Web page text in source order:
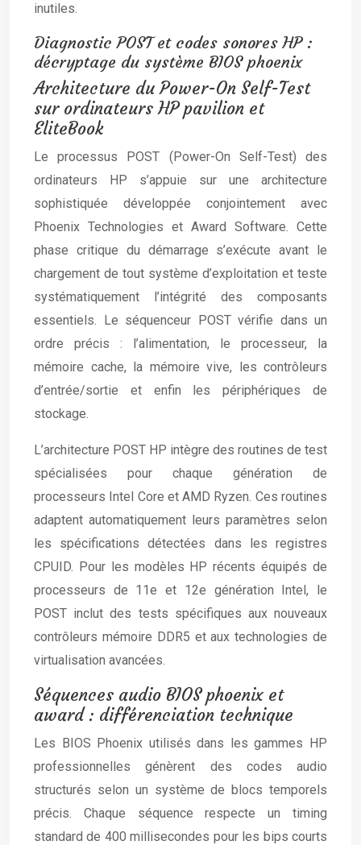
inutiles.
Diagnostic POST et codes sonores HP :
décryptage du système BIOS phoenix
Architecture du Power-On Self-Test
sur ordinateurs HP pavilion et
EliteBook
Le processus POST (Power-On Self-Test) des
ordinateurs HP s’appuie sur une architecture
sophistiquée développée conjointement avec
Phoenix Technologies et Award Software. Cette
phase critique du démarrage s’exécute avant le
chargement de tout système d’exploitation et teste
systématiquement l’intégrité des composants
essentiels. Le séquenceur POST vérifie dans un
ordre précis : l’alimentation, le processeur, la
mémoire cache, la mémoire vive, les contrôleurs
d’entrée/sortie et enfin les périphériques de
stockage.
L’architecture POST HP intègre des routines de test
spécialisées pour chaque génération de
processeurs Intel Core et AMD Ryzen. Ces routines
adaptent automatiquement leurs paramètres selon
les spécifications détectées dans les registres
CPUID. Pour les modèles HP récents équipés de
processeurs de 11e et 12e génération Intel, le
POST inclut des tests spécifiques aux nouveaux
contrôleurs mémoire DDR5 et aux technologies de
virtualisation avancées.
Séquences audio BIOS phoenix et
award : différenciation technique
Les BIOS Phoenix utilisés dans les gammes HP
professionnelles génèrent des codes audio
structurés selon un système de blocs temporels
précis. Chaque séquence respecte un timing
standard de 400 millisecondes pour les bips courts